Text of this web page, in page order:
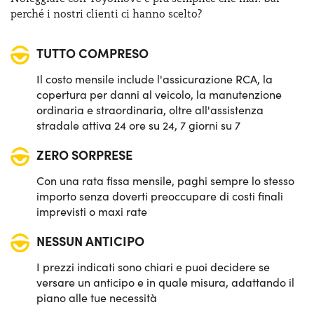
Sistema di avviso e mantenimento della corsia
Sistema di frenata d'emergenza attiva
Telecamera di parcheggio 360°
Tetto panoramico
Bagagliaio (min): 500 lt
perché i nostri clienti ci hanno scelto?
TUTTO COMPRESO
Il costo mensile include l'assicurazione RCA, la
copertura per danni al veicolo, la manutenzione
ordinaria e straordinaria, oltre all'assistenza
stradale attiva 24 ore su 24, 7 giorni su 7
ZERO SORPRESE
Con una rata fissa mensile, paghi sempre lo stesso
importo senza doverti preoccupare di costi finali
imprevisti o maxi rate
NESSUN ANTICIPO
I prezzi indicati sono chiari e puoi decidere se
versare un anticipo e in quale misura, adattando il
piano alle tue necessità